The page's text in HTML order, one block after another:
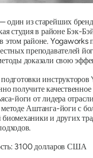
из старейших
студия в районе Бэк-
этом районе. Yogaworks
преподавателей
доказали свою
получите
йоги от лидера
Аштанга-йоги с
биомеханики и других
3100 долларов США